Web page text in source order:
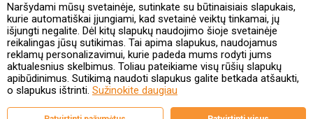
Naršydami mūsų svetainėje, sutinkate su būtinaisiais slapukais,
kurie automatiškai įjungiami, kad svetainė veiktų tinkamai, jų
išjungti negalite. Dėl kitų slapukų naudojimo šioje svetainėje
reikalingas jūsų sutikimas. Tai apima slapukus, naudojamus
reklamų personalizavimui, kurie padeda mums rodyti jums
aktualesnius skelbimus. Toliau pateikiame visų rūšių slapukų
apibūdinimus. Sutikimą naudoti slapukus galite betkada atšaukti,
o slapukus ištrinti. Sužinokite daugiau
Kontaktai ir Karjera
Taisyklės ir politika
Valstybinė vaistų kontrolės tarnyba